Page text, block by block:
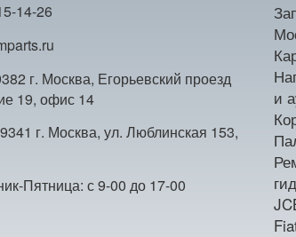
14-26
г. Москва, Егорьевский проезд
19, офис 14
г. Москва, ул. Люблинская 153,
Пятница: с 9-00 до 17-00
и